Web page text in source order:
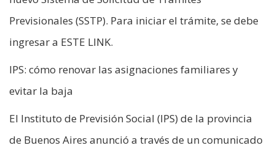
Previsionales (SSTP). Para iniciar el trámite, se debe
ingresar a ESTE LINK.
IPS: cómo renovar las asignaciones familiares y
evitar la baja
El Instituto de Previsión Social (IPS) de la provincia
de Buenos Aires anunció a través de un comunicado